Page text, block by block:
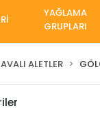
YAĞLAMA
GRUPLARI
ALETLER